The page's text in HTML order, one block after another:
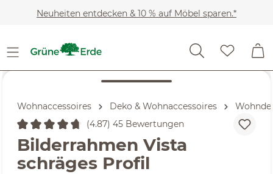
Zum Hauptinhalt springen
Neuheiten entdecken & 10 % auf Möbel sparen.*
Wohnaccessoires Deko & Wohnaccessoires
Durchschnittliche Bewertung von 4.87 von 5 Sternen
(4.87) 45 Bewertungen
Bilderrahmen Vista
schräges Profil